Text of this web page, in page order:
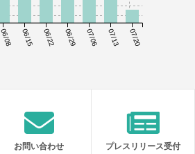
06/08 06/15 06/22 06/29 07/06 07/13 07/20
お問い合わせ プレスリリース受付